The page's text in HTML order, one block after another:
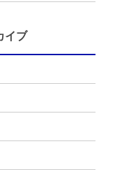
イブ